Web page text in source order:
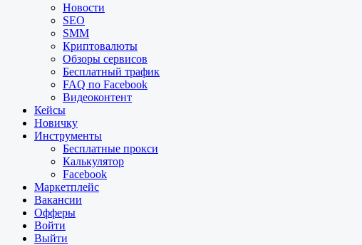
Новости
SEO
SMM
Криптовалюты
Обзоры сервисов
Бесплатный трафик
FAQ по Facebook
Видеоконтент
Кейсы
Новичку
Инструменты
Бесплатные прокси
Калькулятор
Facebook
Маркетплейс
Вакансии
Офферы
Войти
Выйти